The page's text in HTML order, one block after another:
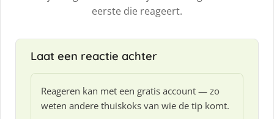
eerste die reageert.
Laat een reactie achter
Reageren kan met een gratis account — zo
weten andere thuiskoks van wie de tip komt.